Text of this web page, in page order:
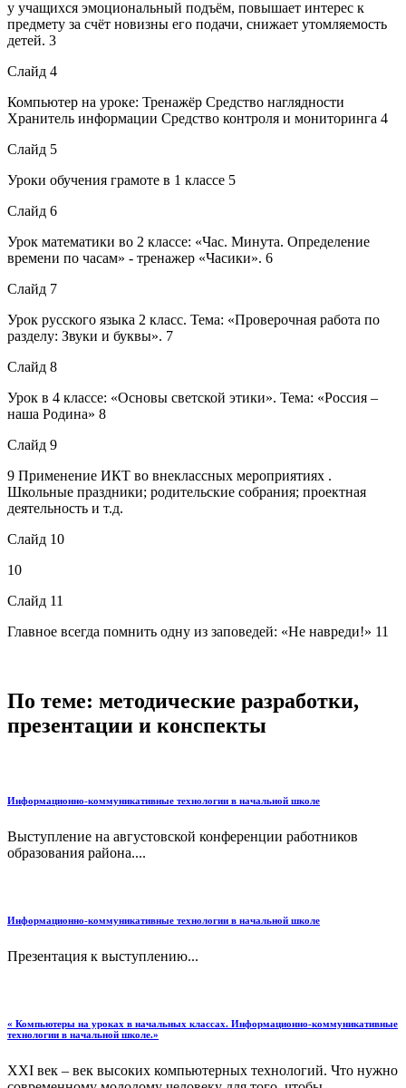
у учащихся эмоциональный подъём, повышает интерес к
предмету за счёт новизны его подачи, снижает утомляемость
детей. 3
Слайд 4
Компьютер на уроке: Тренажёр Средство наглядности
Хранитель информации Средство контроля и мониторинга 4
Слайд 5
Уроки обучения грамоте в 1 классе 5
Слайд 6
Урок математики во 2 классе: «Час. Минута. Определение
времени по часам» - тренажер «Часики». 6
Слайд 7
Урок русского языка 2 класс. Тема: «Проверочная работа по
разделу: Звуки и буквы». 7
Слайд 8
Урок в 4 классе: «Основы светской этики». Тема: «Россия –
наша Родина» 8
Слайд 9
9 Применение ИКТ во внеклассных мероприятиях .
Школьные праздники; родительские собрания; проектная
деятельность и т.д.
Слайд 10
10
Слайд 11
Главное всегда помнить одну из заповедей: «Не навреди!» 11
По теме: методические разработки,
презентации и конспекты
Информационно-коммуникативные технологии в начальной школе
Выступление на августовской конференции работников
образования района....
Информационно-коммуникативные технологии в начальной школе
Презентация к выступлению...
« Компьютеры на уроках в начальных классах. Информационно-коммуникативные
технологии в начальной школе.»
XXI век – век высоких компьютерных технологий. Что нужно